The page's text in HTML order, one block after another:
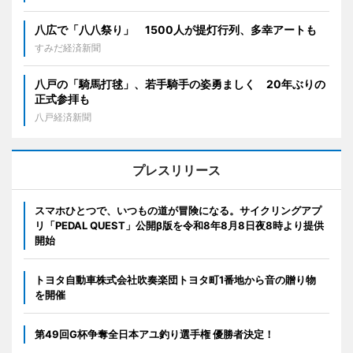
八広で「八八祭り」 1500人が提灯行列、多幸アートも
すみだ経済新聞
八戸の「騎馬打毬」、若手騎手の姿勇ましく 20年ぶりの
正式参拝も
八戸経済新聞
プレスリリース
スマホひとつで、いつもの道が冒険になる。サイクリングアプ
リ「PEDAL QUEST」公開β版を令和8年8月8日夜8時より提供
開始
トヨタ自動車株式会社吹奏楽団トヨタ町1番地から音の贈り物
を開催
第49回G杯争奪全日本アユ釣り選手権 優勝者決定！